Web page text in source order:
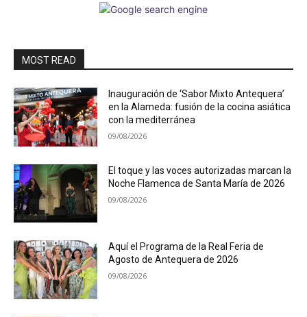
MOST READ
Inauguración de ‘Sabor Mixto Antequera’
en la Alameda: fusión de la cocina asiática
con la mediterránea
09/08/2026
El toque y las voces autorizadas marcan la
Noche Flamenca de Santa María de 2026
09/08/2026
Aquí el Programa de la Real Feria de
Agosto de Antequera de 2026
09/08/2026